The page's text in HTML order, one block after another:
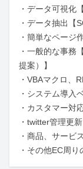
・データ可視化
・データ抽出【
・簡単なページ
・一般的な事務
提案）】
・VBAマクロ、
・システム導入
・カスタマー対
・twitter管理更新
・商品、サービ
・その他EC周り